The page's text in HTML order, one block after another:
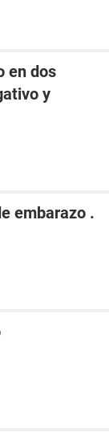
en dos
y
embarazo .